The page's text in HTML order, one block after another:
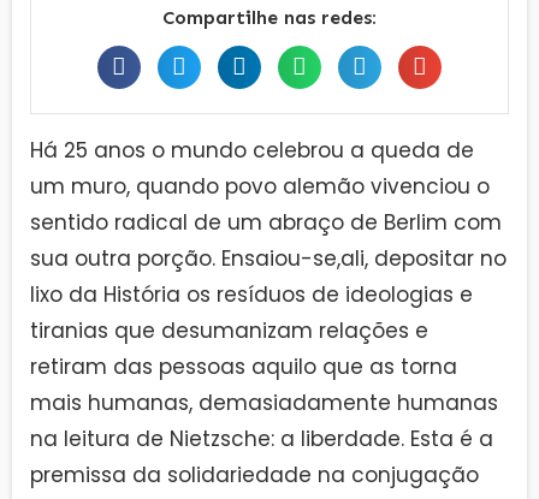
Compartilhe nas redes:
Há 25 anos o mundo celebrou a queda de
um muro, quando povo alemão vivenciou o
sentido radical de um abraço de Berlim com
sua outra porção. Ensaiou-se,ali, depositar no
lixo da História os resíduos de ideologias e
tiranias que desumanizam relações e
retiram das pessoas aquilo que as torna
mais humanas, demasiadamente humanas
na leitura de Nietzsche: a liberdade. Esta é a
premissa da solidariedade na conjugação